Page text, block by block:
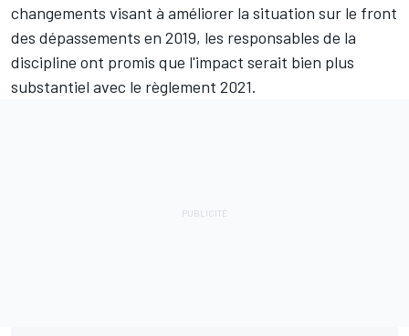
changements visant à améliorer la situation sur le front
des dépassements en 2019, les responsables de la
discipline ont promis que l'impact serait bien plus
substantiel avec le règlement 2021.